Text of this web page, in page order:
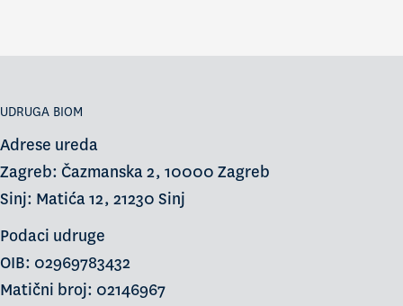
UDRUGA BIOM
Adrese ureda
Zagreb: Čazmanska 2, 10000 Zagreb
Sinj: Matića 12, 21230 Sinj
Podaci udruge
OIB: 02969783432
Matični broj: 02146967